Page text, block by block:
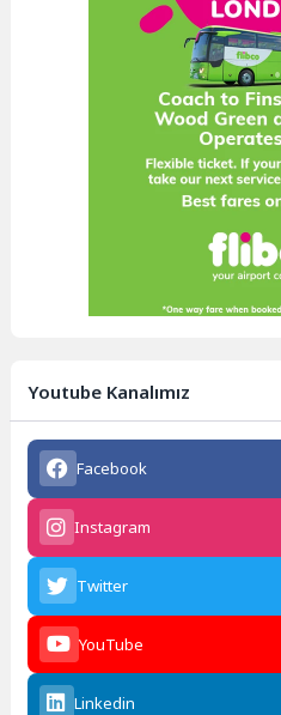
Youtube Kanalımız
Facebook
Instagram
Twitter
YouTube
Linkedin